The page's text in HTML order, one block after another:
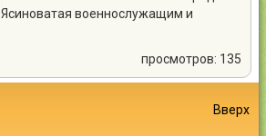
Ясиноватая военнослужащим и
просмотров: 135
Вверх